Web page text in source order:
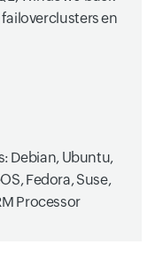
en
Debian, Ubuntu,
Fedora, Suse,
Processor